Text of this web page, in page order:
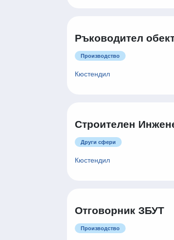
Ръководител
Производство
Кюстендил
Строителен
Други сфери
Кюстендил
Отговорник ЗБУТ
Производство